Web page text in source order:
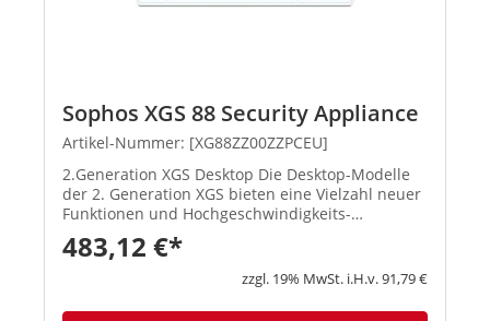
Sophos XGS 88 Security Appliance
Artikel-Nummer: [XG88ZZ00ZZPCEU]
2.Generation XGS Desktop Die Desktop-Modelle
der 2. Generation XGS bieten eine Vielzahl neuer
Funktionen und Hochgeschwindigkeits-
Verbindungsoptionen. Die Basis-Firewall ist in
jeder Appliance enthalten. Produkthighlights:
Beschleunigte Performan...
483,12 €*
zzgl. 19% MwSt. i.H.v. 91,79 €